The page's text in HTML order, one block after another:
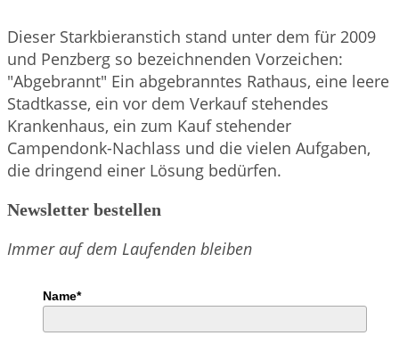
Dieser Starkbieranstich stand unter dem für 2009
und Penzberg so bezeichnenden Vorzeichen:
"Abgebrannt" Ein abgebranntes Rathaus, eine leere
Stadtkasse, ein vor dem Verkauf stehendes
Krankenhaus, ein zum Kauf stehender
Campendonk-Nachlass und die vielen Aufgaben,
die dringend einer Lösung bedürfen.
Newsletter bestellen
Immer auf dem Laufenden bleiben
Name*